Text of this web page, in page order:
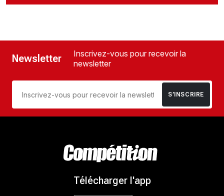
Newsletter
Inscrivez-vous pour recevoir la
newsletter
S’INSCRIRE
Télécharger l'app